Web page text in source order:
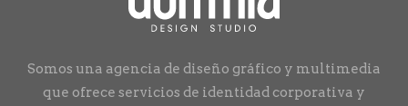
Somos una agencia de diseño gráfico y multimedia
que ofrece servicios de identidad corporativa y